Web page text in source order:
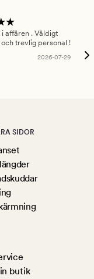
i affären . Väldigt
trevlig personal !
2026-07-29
SIDOR
butik